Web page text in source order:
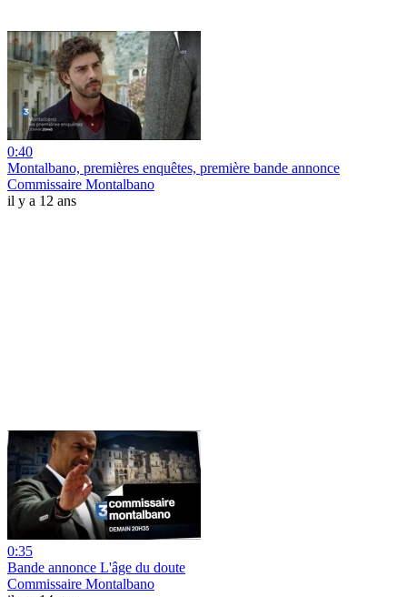
0:40
Montalbano, premières enquêtes, première bande annonce
Commissaire Montalbano
il y a 12 ans
0:35
Bande annonce L'âge du doute
Commissaire Montalbano